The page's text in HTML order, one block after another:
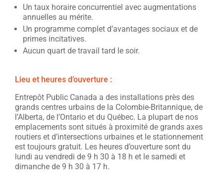
Un taux horaire concurrentiel avec augmentations
annuelles au mérite.
Un programme complet d’avantages sociaux et de
primes incitatives.
Aucun quart de travail tard le soir.
Lieu et heures d’ouverture :
Entrepôt Public Canada a des installations près des
grands centres urbains de la Colombie-Britannique, de
l’Alberta, de l’Ontario et du Québec. La plupart de nos
emplacements sont situés à proximité de grands axes
routiers et d’intersections urbaines et le stationnement
est toujours gratuit. Les heures d’ouverture sont du
lundi au vendredi de 9 h 30 à 18 h et le samedi et
dimanche de 9 h 30 à 17 h.